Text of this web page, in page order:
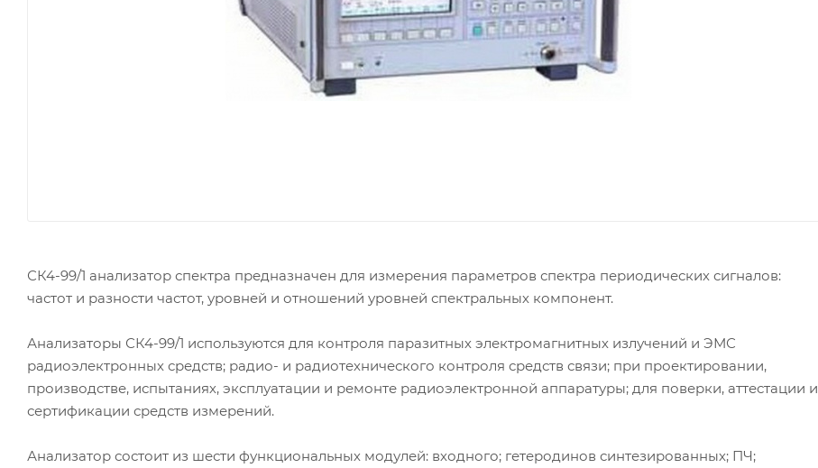
СК4-99/1 анализатор спектра предназначен для измерения параметров спектра периодических сигналов:
частот и разности частот, уровней и отношений уровней спектральных компонент.
Анализаторы СК4-99/1 используются для контроля паразитных электромагнитных излучений и ЭМС
радиоэлектронных средств; радио- и радиотехнического контроля средств связи; при проектировании,
производстве, испытаниях, эксплуатации и ремонте радиоэлектронной аппаратуры; для поверки, аттестации и
сертификации средств измерений.
Анализатор состоит из шести функциональных модулей: входного; гетеродинов синтезированных; ПЧ;